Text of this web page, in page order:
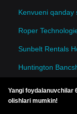
Kenvueni qanday
Roper
Sunbelt Rentals
Huntington
EQT Corpni
Yangi foydalanuvchilar
olishlari mumkin!